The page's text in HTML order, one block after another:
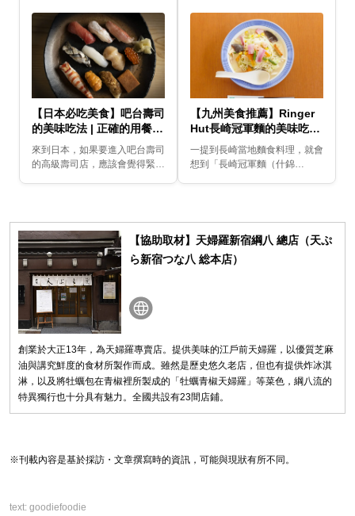
【日本必吃美食】吧台壽司
的美味吃法 | 正確的用餐順
序原來是這樣！
來到日本，如果要進入吧台壽司
的高級壽司店，應該會覺得緊張
吧！我們這次向東京勝鬨...
【九州美食推薦】Ringer
Hut長崎冠軍麵的美味吃法
| 搭配沙拉醬與鹽味調味醬
來變換口味！
一提到長崎當地麵食料理，就會
想到「長崎冠軍麵（什錦
Ringer Hut，並詢...
【協助取材】天婦羅新宿綱八 總店（天ぷ
ら新宿つな八 総本店）
創業於大正13年，為天婦羅專賣店。提供美味的江戶前天婦羅，以優質芝麻
油與講究鮮度的食材所製作而成。雖然是歷史悠久老店，但也有提供炸冰淇
淋，以及將牡蠣包在青椒裡所製成的「牡蠣青椒天婦羅」等菜色，綱八流的
特異獨行也十分具有魅力。全國共設有23間店鋪。
※刊載內容是基於採訪・文章撰寫時的資訊，可能與現狀有所不同。
text: goodiefoodie